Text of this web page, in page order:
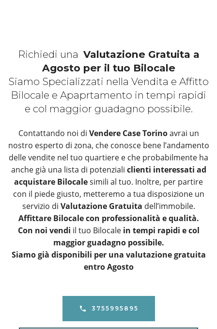
Richiedi una Valutazione Gratuita a
Agosto per il tuo Bilocale
Siamo Specializzati nella Vendita e Affitto
Bilocale e Apaprtamento in tempi rapidi
e col maggior guadagno possibile.
Contattando noi di Vendere Case Torinoavrai un
nostro esperto di zona, che conosce bene l’andamento
delle vendite nel tuo quartiere e che probabilmente ha
anche già una lista di potenziali clienti interessati ad
acquistare Bilocalesimili al tuo. Inoltre, per partire
con il piede giusto, metteremo a tua disposizione un
servizio di Valutazione Gratuita dell’immobile.
Affittare Bilocale con professionalità e qualità.
Con noi vendi il tuo Bilocalein tempi rapidi e col
maggior guadagno possibile.
Siamo già disponibili per una valutazione gratuita
entro Agosto
3755995895